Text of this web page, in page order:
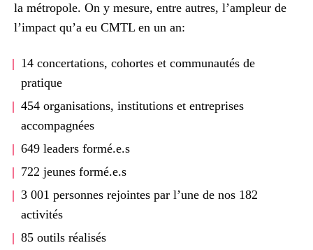
la métropole. On y mesure, entre autres, l’ampleur de
l’impact qu’a eu CMTL en un an:
14 concertations, cohortes et communautés de
pratique
454 organisations, institutions et entreprises
accompagnées
649 leaders formé.e.s
722 jeunes formé.e.s
3 001 personnes rejointes par l’une de nos 182
activités
85 outils réalisés